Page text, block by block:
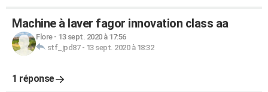
Machine à laver fagor innovation class aa
Flore- 13 sept. 2020 à 17:56
stf_jpd87- 13 sept. 2020 à 18:32
1 réponse